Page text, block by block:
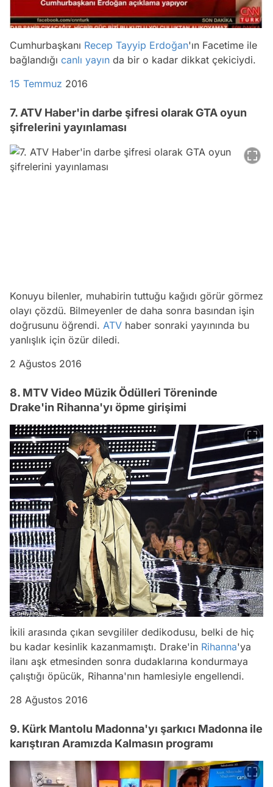
Cumhurbaşkanı Recep Tayyip Erdoğan'ın Facetime ile
bağlandığı canlı yayın da bir o kadar dikkat çekiciydi.
15 Temmuz 2016
7. ATV Haber'in darbe şifresi olarak GTA oyun
şifrelerini yayınlaması
Konuyu bilenler, muhabirin tuttuğu kağıdı görür görmez
olayı çözdü. Bilmeyenler de daha sonra basından işin
doğrusunu öğrendi. ATV haber sonraki yayınında bu
yanlışlık için özür diledi.
2 Ağustos 2016
8. MTV Video Müzik Ödülleri Töreninde
Drake'in Rihanna'yı öpme girişimi
İkili arasında çıkan sevgililer dedikodusu, belki de hiç
bu kadar kesinlik kazanmamıştı. Drake'in Rihanna'ya
ilanı aşk etmesinden sonra dudaklarına kondurmaya
çalıştığı öpücük, Rihanna'nın hamlesiyle engellendi.
28 Ağustos 2016
9. Kürk Mantolu Madonna'yı şarkıcı Madonna ile
karıştıran Aramızda Kalmasın programı